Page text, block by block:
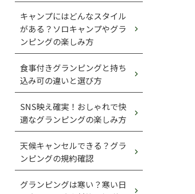
キャンプにはどんなスタイル
がある？ソロキャンプやグラ
ンピングの楽しみ方
食事付きグランピングと持ち
込み可の違いと選び方
SNS映え確実！おしゃれで快
適なグランピングの楽しみ方
天候キャンセルできる？グラ
ンピングの規約確認
グランピングは寒い？寒い日